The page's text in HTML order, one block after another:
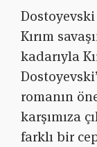
Kırım
kadarıyla
romanın
karşımıza
farklı bir